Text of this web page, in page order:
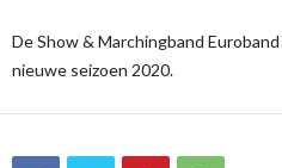
De Show & Marchingband
nieuwe seizoen 2020.